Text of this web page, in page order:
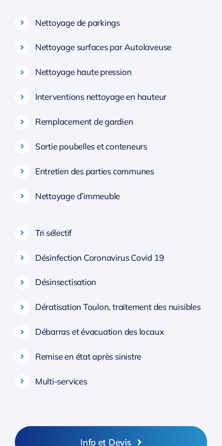
Nettoyage de parkings
Nettoyage surfaces par Autolaveuse
Nettoyage haute pression
Interventions nettoyage en hauteur
Remplacement de gardien
Sortie poubelles et conteneurs
Entretien des parties communes
Nettoyage d’immeuble
Tri sélectif
Désinfection Coronavirus Covid 19
Désinsectisation
Dératisation Toulon, traitement des nuisibles
Débarras et évacuation des locaux
Remise en état après sinistre
Multi-services
Info et Devis